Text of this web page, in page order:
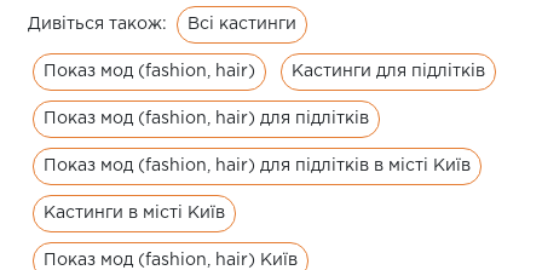
Дивіться також: Всі кастинги
Показ мод (fashion, hair) Кастинги для підлітків
Показ мод (fashion, hair) для підлітків
Показ мод (fashion, hair) для підлітків в місті Київ
Кастинги в місті Київ
Показ мод (fashion, hair) Київ